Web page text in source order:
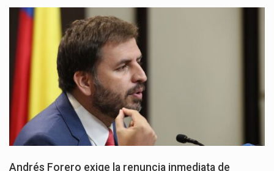
Andrés Forero exige la renuncia inmediata de